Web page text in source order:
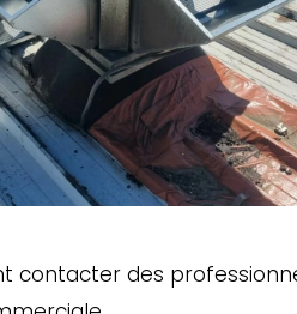
contacter des